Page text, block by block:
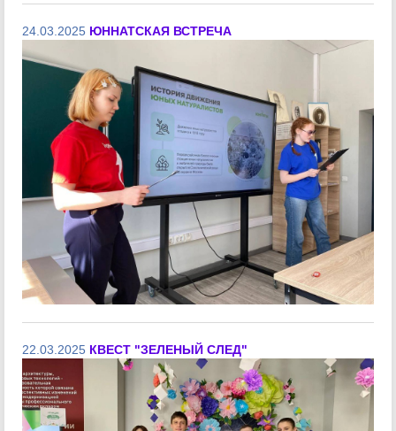
24.03.2025 ЮННАТСКАЯ ВСТРЕЧА
22.03.2025 КВЕСТ "ЗЕЛЕНЫЙ СЛЕД"